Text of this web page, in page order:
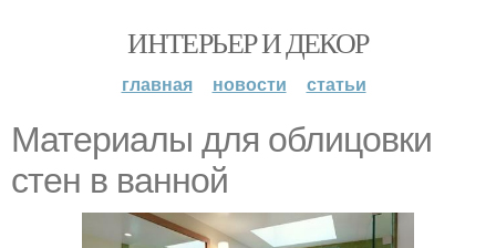
ИНТЕРЬЕР И ДЕКОР
главная новости статьи
Материалы для облицовки
стен в ванной